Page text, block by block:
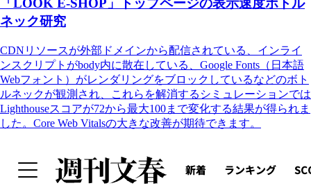
「LOOK E-SHOP」トップページの表示速度ボトル
ネック研究
CDNリソースが外部ドメインから配信されている、インライ
ンスクリプトがbody内に散在している、Google Fonts（日本語
Webフォント）がレンダリングをブロックしているなどのボト
ルネックが観測され、これらを解消するシミュレーションでは
Lighthouseスコアが72から最大100まで変化する結果が得られま
した。Core Web Vitalsの大きな改善が期待できます。